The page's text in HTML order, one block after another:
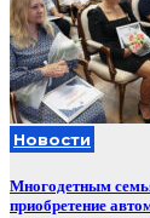
Новости
Многодетным
приобретение